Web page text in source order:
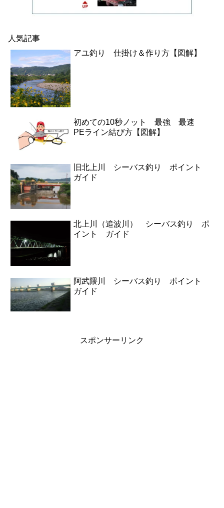
人気記事
アユ釣り 仕掛け＆作り方【図解】
初めての10秒ノット 最強 最速
PEライン結び方【図解】
旧北上川 シーバス釣り ポイント
ガイド
北上川（追波川） シーバス釣り ポ
イント ガイド
阿武隈川 シーバス釣り ポイント
ガイド
スポンサーリンク